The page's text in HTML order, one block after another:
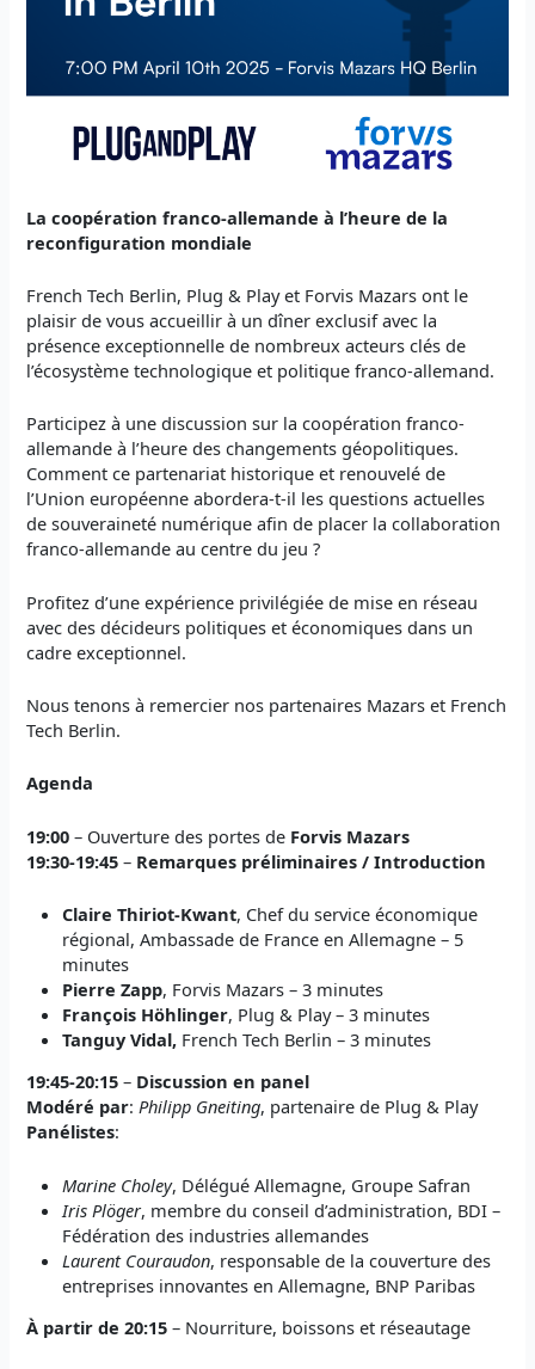
La coopération franco-allemande à l’heure de la
reconfiguration mondiale
French Tech Berlin, Plug & Play et Forvis Mazars ont le
plaisir de vous accueillir à un dîner exclusif avec la
présence exceptionnelle de nombreux acteurs clés de
l’écosystème technologique et politique franco-allemand.
Participez à une discussion sur la coopération franco-
allemande à l’heure des changements géopolitiques.
Comment ce partenariat historique et renouvelé de
l’Union européenne abordera-t-il les questions actuelles
de souveraineté numérique afin de placer la collaboration
franco-allemande au centre du jeu ?
Profitez d’une expérience privilégiée de mise en réseau
avec des décideurs politiques et économiques dans un
cadre exceptionnel.
Nous tenons à remercier nos partenaires Mazars et French
Tech Berlin.
Agenda
19:00 – Ouverture des portes de Forvis Mazars
19:30-19:45 – Remarques préliminaires / Introduction
Claire Thiriot-Kwant, Chef du service économique
régional, Ambassade de France en Allemagne – 5
minutes
Pierre Zapp, Forvis Mazars – 3 minutes
François Höhlinger, Plug & Play – 3 minutes
Tanguy Vidal, French Tech Berlin – 3 minutes
19:45-20:15 – Discussion en panel
Modéré par:Philipp Gneiting, partenaire de Plug & Play
Panélistes:
Marine Choley, Délégué Allemagne, Groupe Safran
Iris Plöger, membre du conseil d’administration, BDI –
Fédération des industries allemandes
Laurent Couraudon, responsable de la couverture des
entreprises innovantes en Allemagne, BNP Paribas
À partir de 20:15 – Nourriture, boissons et réseautage